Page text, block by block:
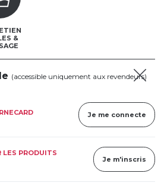
&
(accessible uniquement aux revendeurs)
Je me connecte
LES PRODUITS
Je m'inscris